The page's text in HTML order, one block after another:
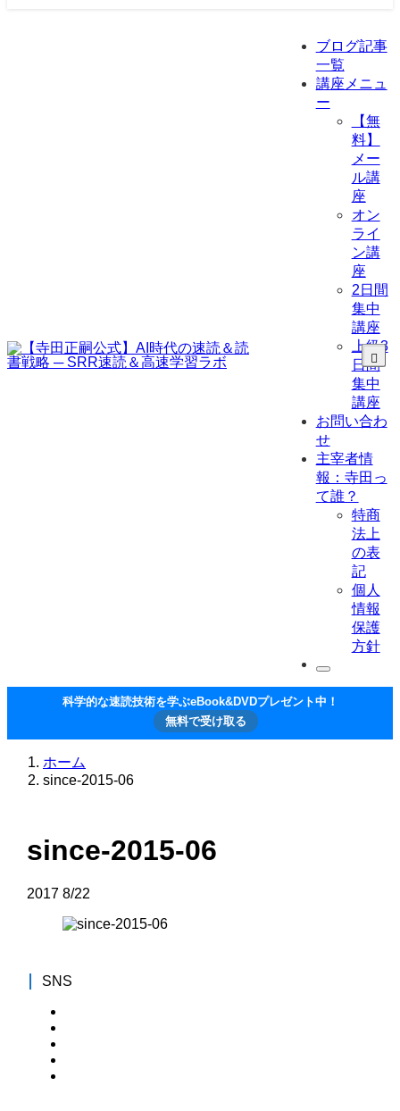
ブログ記事
一覧
講座メニュ
ー
【無
料】
メー
ル講
座
オン
ライ
ン講
座
2日間
集中
講座
上級3
日間
集中
講座
お問い合わ
せ
主宰者情
報：寺田っ
て誰？
特商
法上
の表
記
個人
情報
保護
方針
科学的な速読技術を学ぶeBook&DVDプレゼント中！
無料で受け取る
ホーム
since-2015-06
since-2015-06
2017 8/22
SNS